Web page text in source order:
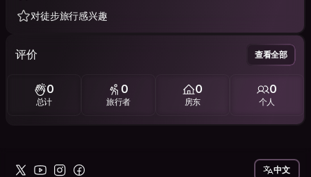
对徒步旅行感兴趣
评价 查看全部
0
总计
0
旅行者
0
房东
0
个人
中文